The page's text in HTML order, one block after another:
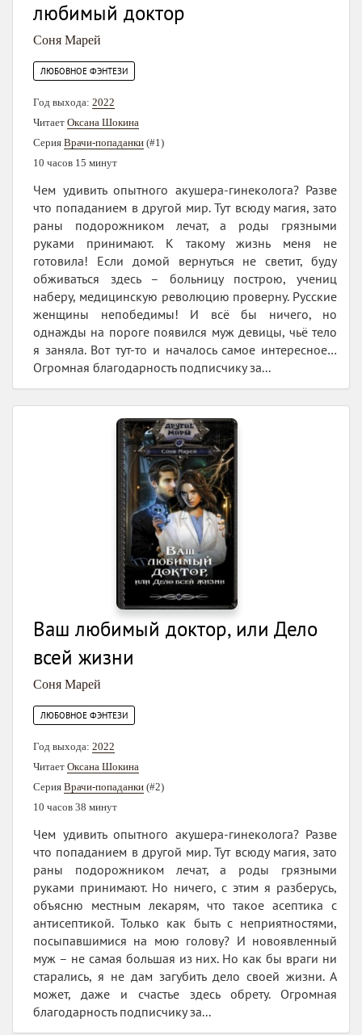
любимый доктор
Соня Марей
ЛЮБОВНОЕ ФЭНТЕЗИ
Год выхода: 2022
Читает Оксана Шокина
Серия Врачи-попаданки (#1)
10 часов 15 минут
Чем удивить опытного акушера-гинеколога? Разве
что попаданием в другой мир. Тут всюду магия, зато
раны подорожником лечат, а роды грязными
руками принимают. К такому жизнь меня не
готовила! Если домой вернуться не светит, буду
обживаться здесь – больницу построю, учениц
наберу, медицинскую революцию проверну. Русские
женщины непобедимы! И всё бы ничего, но
однажды на пороге появился муж девицы, чьё тело
я заняла. Вот тут-то и началось самое интересное…
Огромная благодарность подписчику за...
Ваш любимый доктор, или Дело
всей жизни
Соня Марей
ЛЮБОВНОЕ ФЭНТЕЗИ
Год выхода: 2022
Читает Оксана Шокина
Серия Врачи-попаданки (#2)
10 часов 38 минут
Чем удивить опытного акушера-гинеколога? Разве
что попаданием в другой мир. Тут всюду магия, зато
раны подорожником лечат, а роды грязными
руками принимают. Но ничего, с этим я разберусь,
объясню местным лекарям, что такое асептика с
антисептикой. Только как быть с неприятностями,
посыпавшимися на мою голову? И новоявленный
муж – не самая большая из них. Но как бы враги ни
старались, я не дам загубить дело своей жизни. А
может, даже и счастье здесь обрету. Огромная
благодарность подписчику за...